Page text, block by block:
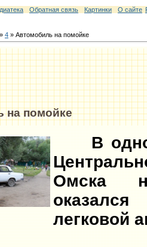
Обратная связь Картинки О сайте
» 4 » Автомобиль на помойке
на помойке
В
Омска
легковой